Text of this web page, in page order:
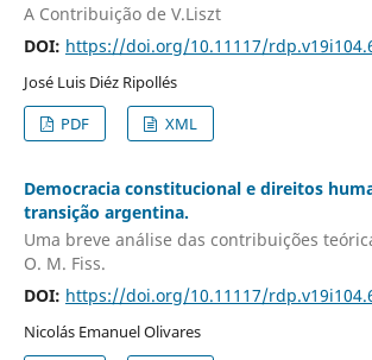
A Contribuição de V.Liszt
DOI: https://doi.org/10.11117/
José Luis Diéz Ripollés
PDF
XML
Democracia constitucional e direitos
transição argentina.
Uma breve análise das contribuições
O. M. Fiss.
DOI: https://doi.org/10.11117/
Nicolás Emanuel Olivares